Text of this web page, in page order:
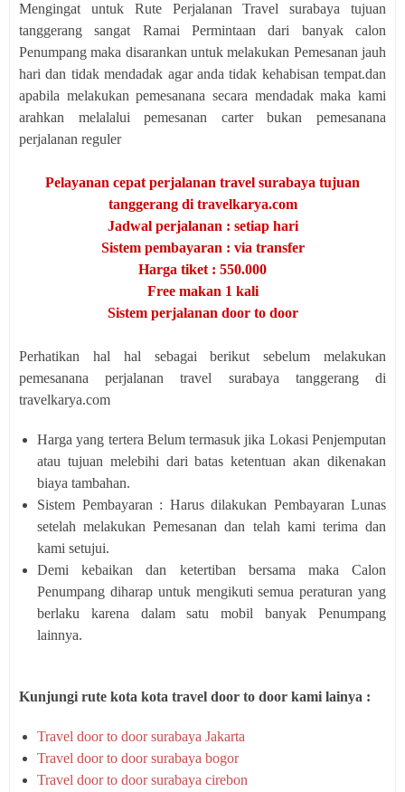
Mengingat untuk Rute Perjalanan Travel surabaya tujuan
tanggerang sangat Ramai Permintaan dari banyak calon
Penumpang maka disarankan untuk melakukan Pemesanan jauh
hari dan tidak mendadak agar anda tidak kehabisan tempat.dan
apabila melakukan pemesanana secara mendadak maka kami
arahkan melalalui pemesanan carter bukan pemesanana
perjalanan reguler
Pelayanan cepat perjalanan travel surabaya tujuan
tanggerang di travelkarya.com
Jadwal perjalanan : setiap hari
Sistem pembayaran : via transfer
Harga tiket : 550.000
Free makan 1 kali
Sistem perjalanan door to door
Perhatikan hal hal sebagai berikut sebelum melakukan
pemesanana perjalanan travel surabaya tanggerang di
travelkarya.com
Harga yang tertera Belum termasuk jika Lokasi Penjemputan
atau tujuan melebihi dari batas ketentuan akan dikenakan
biaya tambahan.
Sistem Pembayaran : Harus dilakukan Pembayaran Lunas
setelah melakukan Pemesanan dan telah kami terima dan
kami setujui.
Demi kebaikan dan ketertiban bersama maka Calon
Penumpang diharap untuk mengikuti semua peraturan yang
berlaku karena dalam satu mobil banyak Penumpang
lainnya.
Kunjungi rute kota kota travel door to door kami lainya :
Travel door to door surabaya Jakarta
Travel door to door surabaya bogor
Travel door to door surabaya cirebon